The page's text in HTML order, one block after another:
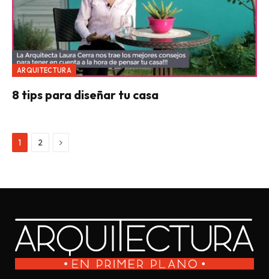
ARQUITECTURA
8 tips para diseñar tu casa
1 2 Next